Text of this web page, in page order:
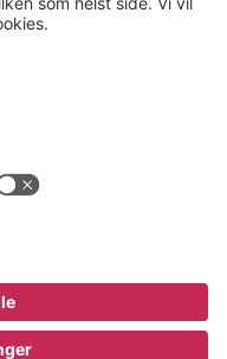
A/S Alle priser er ekskl.